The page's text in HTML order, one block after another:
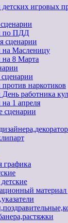
игровых
по ПДД
сценарии
на Масленицу
8 Марта
наркотиков
работника
1 апреля
сценарии
графика
материал